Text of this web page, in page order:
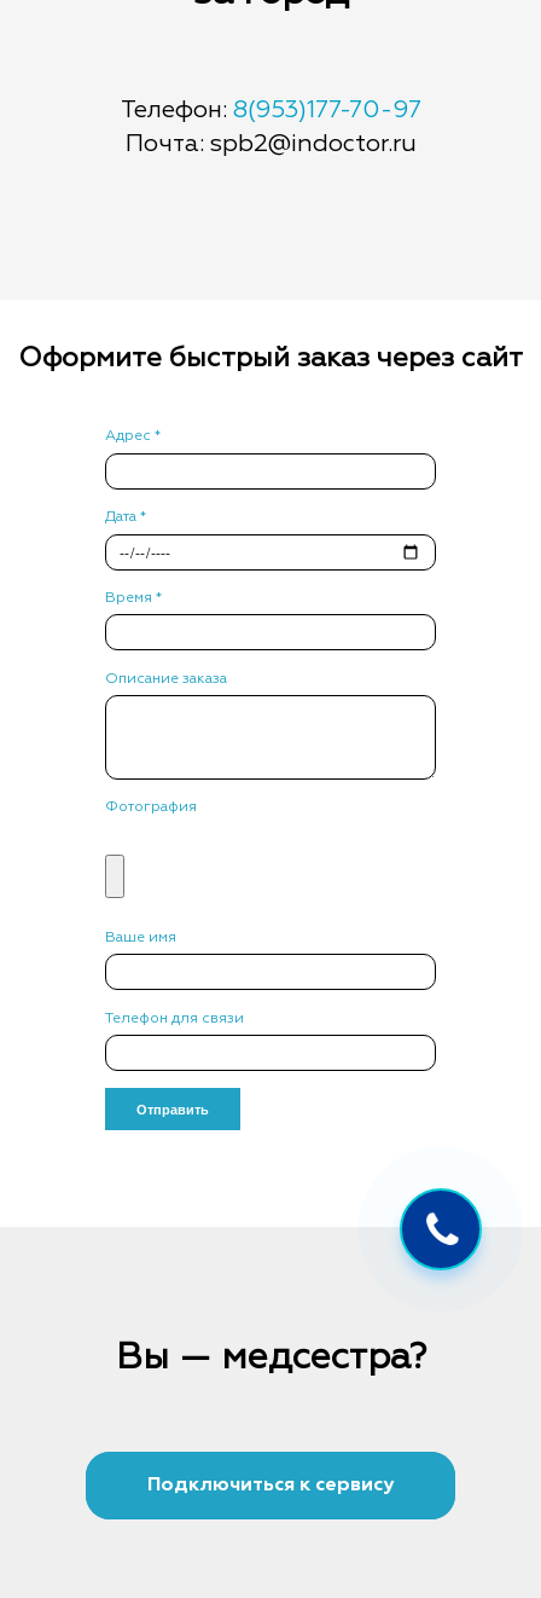
Телефон: 8(953)177-70-97
Почта: spb2@indoctor.ru
Оформите быстрый заказ через сайт
Адрес *
Дата *
Время *
Описание заказа
Фотография
Ваше имя
Телефон для связи
Вы — медсестра?
Подключиться к сервису